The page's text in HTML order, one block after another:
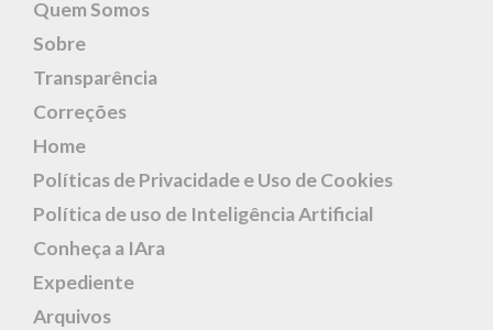
Quem Somos
Sobre
Transparência
Correções
Home
Políticas de Privacidade e Uso de Cookies
Política de uso de Inteligência Artificial
Conheça a IAra
Expediente
Arquivos